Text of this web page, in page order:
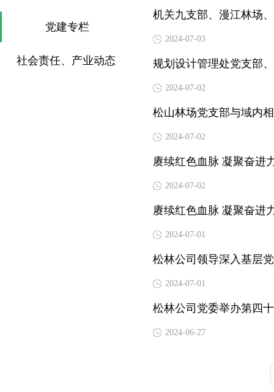
党建专栏
社会责任、产业动态
2024-07-03
规划设计管理处党支部
2024-07-02
松山林场党支部与域内
2024-07-02
赓续红色血脉 凝聚奋进
2024-07-02
赓续红色血脉 凝聚奋进
2024-07-01
松林公司领导深入基层
2024-07-01
松林公司党委举办第四
2024-06-27